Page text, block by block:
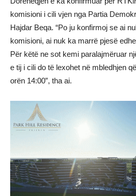
komisioni i cili vjen nga Partia
Hajdar Beqa. “Po ju konfirmoj se ai
komisioni, ai nuk ka marrë pjesë
Për këtë ne sot kemi paralajmëruar
e tij i cili do të lexohet në mbledhjen
orën 14:00”, tha ai.